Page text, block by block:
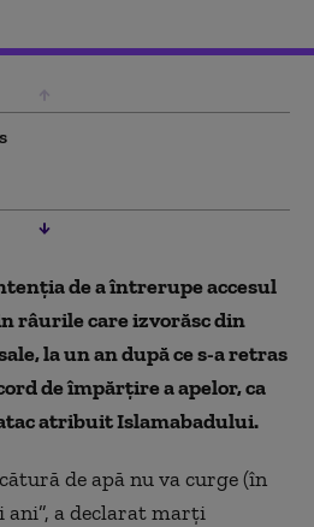
de a întrerupe accesul
râurile care izvorăsc din
la un an după ce s-a retras
de împărţire a apelor, ca
atribuit Islamabadului.
de apă nu va curge (în
a declarat marţi